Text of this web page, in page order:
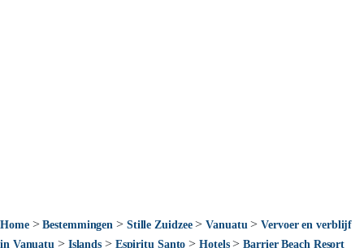
Home>Bestemmingen > Stille Zuidzee>Vanuatu >Vervoer en verblijf
in Vanuatu > Islands > Espiritu Santo >Hotels>Barrier Beach Resort